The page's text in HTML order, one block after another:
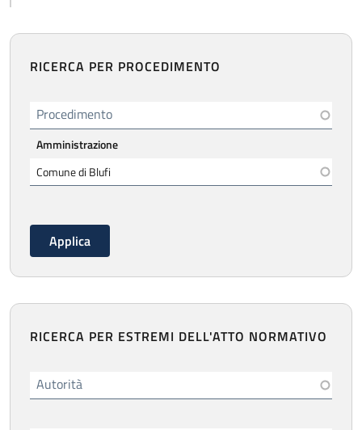
RICERCA PER PROCEDIMENTO
Procedimento
Amministrazione
RICERCA PER ESTREMI DELL'ATTO NORMATIVO
Autorità